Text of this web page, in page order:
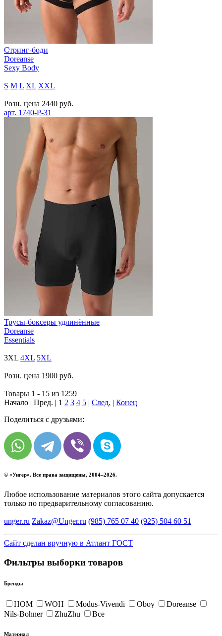
Стринг-боди
Doreanse
Sexy Body
S M L XL XXL
Розн. цена 2440 руб.
арт. 1740-P-31
Трусы-боксеры удлинённые
Doreanse
Essentials
3XL 4XL 5XL
Розн. цена 1900 руб.
Товары 1 - 15 из 1259
Начало | Пред. | 1 2 3 4 5 | След. | Конец
Поделиться с друзьями:
© «Унгер». Все права защищены, 2004–2026.
Любое использование материалов этого сайта допускается
только по предварительному согласованию.
unger.ru Zakaz@Unger.ru (985) 765 07 40 (925) 504 60 51
Сайт сделан вручную в Атлант ГОСТ
Фильтры выборки товаров
Бренды
HOM WOH Modus-Vivendi Oboy
Doreanse
Nils-Bohner
ZhuZhu Все
Материал